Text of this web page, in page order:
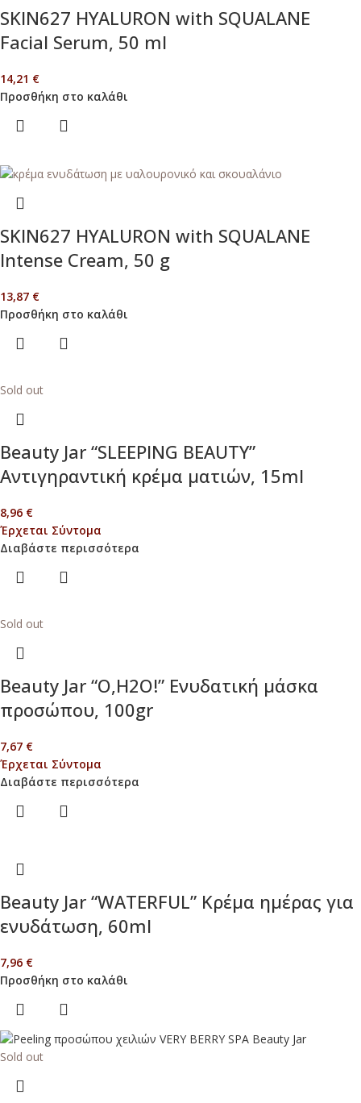
SKIN627 HYALURON with SQUALANE
Facial Serum, 50 ml
14,21 €
Προσθήκη στο καλάθι
SKIN627 HYALURON with SQUALANE
Intense Cream, 50 g
13,87 €
Προσθήκη στο καλάθι
Sold out
Beauty Jar “SLEEPING BEAUTY”
Αντιγηραντική κρέμα ματιών, 15ml
8,96 €
Έρχεται Σύντομα
Διαβάστε περισσότερα
Sold out
Beauty Jar “O,H2O!” Ενυδατική μάσκα
προσώπου, 100gr
7,67 €
Έρχεται Σύντομα
Διαβάστε περισσότερα
Beauty Jar “WATERFUL” Κρέμα ημέρας για
ενυδάτωση, 60ml
7,96 €
Προσθήκη στο καλάθι
Sold out